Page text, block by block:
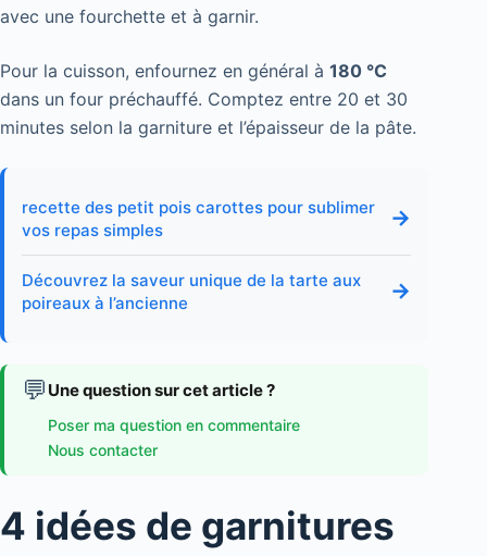
avec une fourchette et à garnir.
Pour la cuisson, enfournez en général à 180 °C
dans un four préchauffé. Comptez entre 20 et 30
minutes selon la garniture et l’épaisseur de la pâte.
recette des petit pois carottes pour sublimer
vos repas simples
→
Découvrez la saveur unique de la tarte aux
poireaux à l’ancienne
→
💬 Une question sur cet article ?
Poser ma question en commentaire
Nous contacter
4 idées de garnitures